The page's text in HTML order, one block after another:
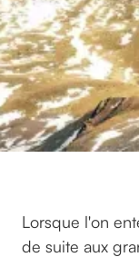
Lorsque l'on
de suite aux